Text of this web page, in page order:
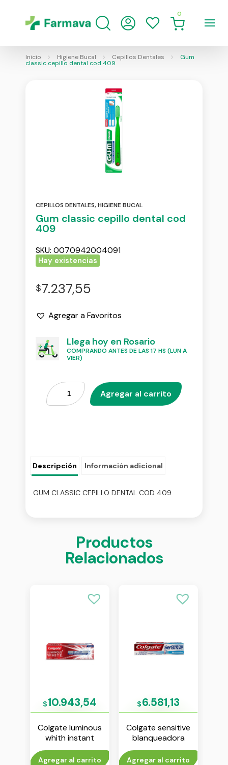
0
Inicio Higiene Bucal Cepillos Dentales Gum
classic cepillo dental cod 409
CEPILLOS DENTALES,HIGIENE BUCAL
Gum classic cepillo dental cod
409
SKU: 0070942004091
Hay existencias
$7.237,55
Agregar a Favoritos
Llega hoy en Rosario
COMPRANDO ANTES DE LAS 17 HS (LUN A
VIER)
Agregar al carrito
Descripción Información adicional
GUM CLASSIC CEPILLO DENTAL COD 409
Productos
Relacionados
$10.943,54
Colgate luminous
whith instant
crema dental x 70
g
Agregar al carrito
$6.581,13
Colgate sensitive
blanqueadora
crema dental x 100
g
Agregar al carrito